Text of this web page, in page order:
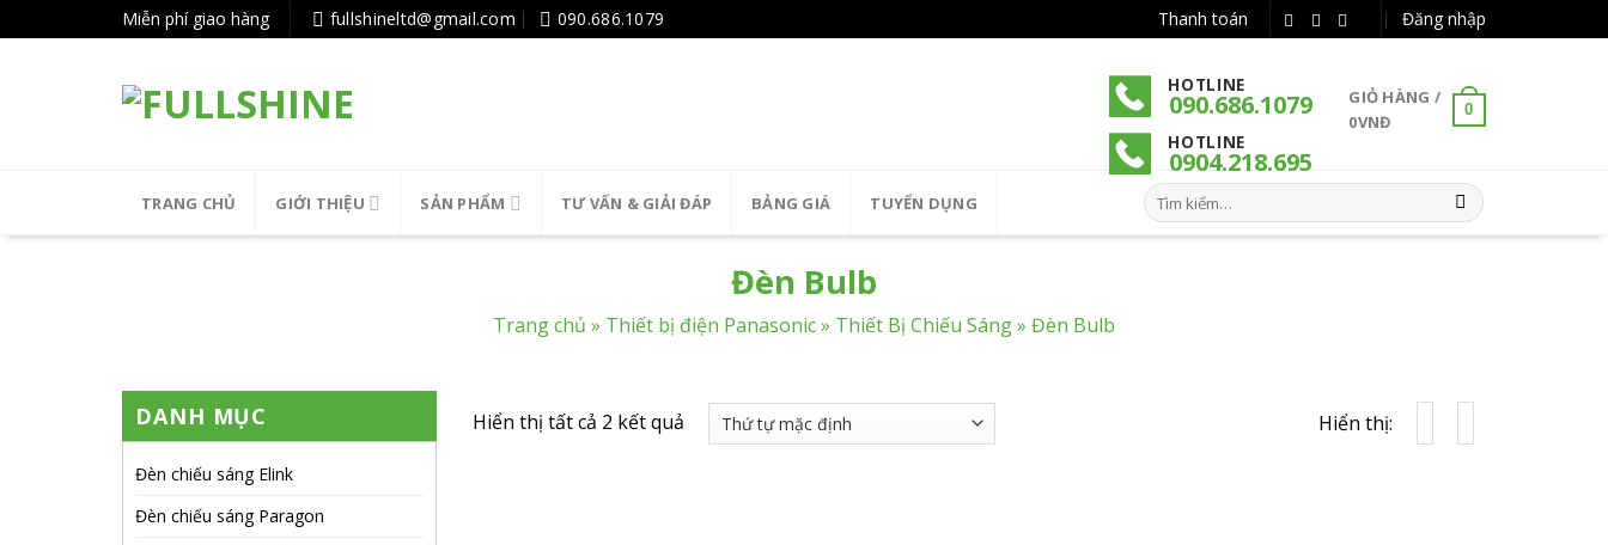
tục
Miễn phí giao hàng fullshineltd@gmail.com 090.686.1079 Thanh toán Đăng nhập
HOTLINE
090.686.1079
HOTLINE
0904.218.695
GIỎ HÀNG /
0VNĐ
0
TRANG CHỦ GIỚI THIỆU SẢN PHẨM TƯ VẤN & GIẢI ĐÁP BẢNG GIÁ TUYỂN DỤNG
Tìm
kiếm:
Đèn Bulb
Trang chủ » Thiết bị điện Panasonic» Thiết Bị Chiếu Sáng» Đèn Bulb
DANH MỤC
Đèn chiếu sáng Elink
Đèn chiếu sáng Paragon
Hiển thị tất cả 2 kết quả Hiển thị: